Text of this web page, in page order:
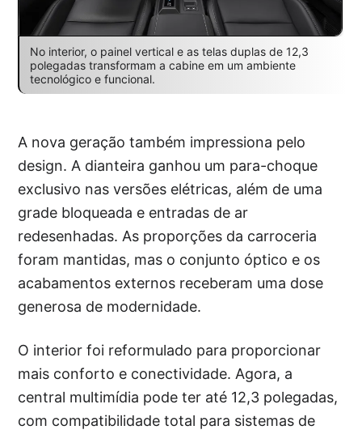
No interior, o painel vertical e as telas duplas de 12,3
polegadas transformam a cabine em um ambiente
tecnológico e funcional.
A nova geração também impressiona pelo
design. A dianteira ganhou um para-choque
exclusivo nas versões elétricas, além de uma
grade bloqueada e entradas de ar
redesenhadas. As proporções da carroceria
foram mantidas, mas o conjunto óptico e os
acabamentos externos receberam uma dose
generosa de modernidade.
O interior foi reformulado para proporcionar
mais conforto e conectividade. Agora, a
central multimídia pode ter até 12,3 polegadas,
com compatibilidade total para sistemas de